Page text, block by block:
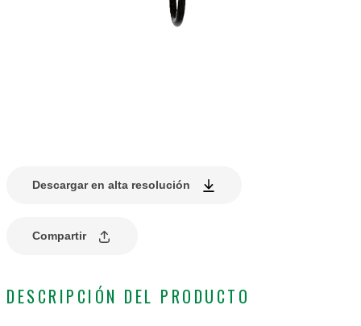
Descargar en alta resolución
Compartir
DESCRIPCIÓN DEL PRODUCTO